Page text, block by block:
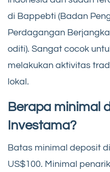
di Bappebti (Badan
Perdagangan
oditi). Sangat cocok
melakukan aktivitas
lokal.
Berapa minimal
Investama?
Batas minimal deposit
US$100. Minimal